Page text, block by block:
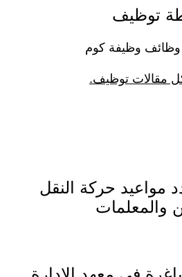
توظيف
وظيفة كوم
مقالات توظيف.
مواعيد حركة النقل
والمعلمات